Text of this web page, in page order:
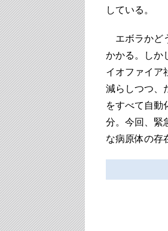
している。
エボラかど
かかる。しか
イオファイア
減らしつつ、
をすべて自動
分。今回、緊
な病原体の存